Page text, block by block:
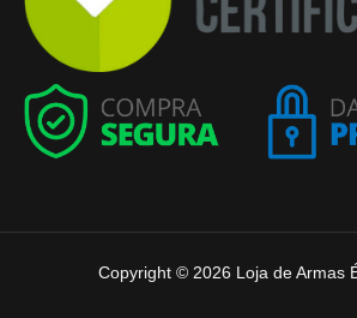
Copyright © 2026 Loja de Armas